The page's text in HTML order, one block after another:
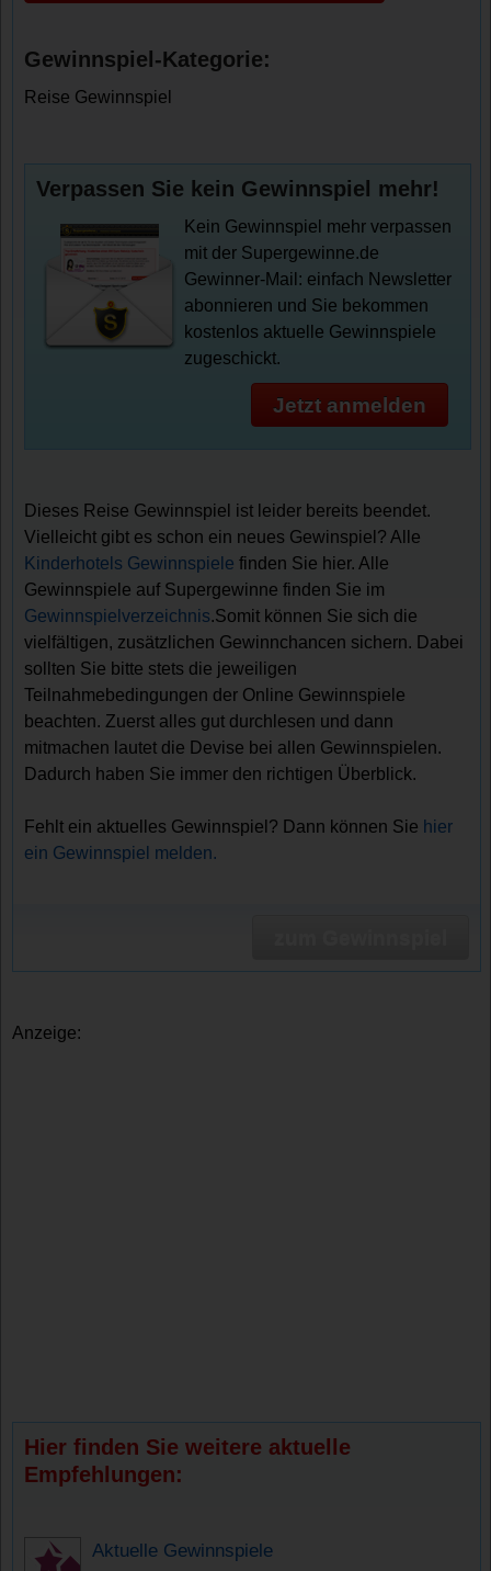
Gewinnspiel-Kategorie:
Reise Gewinnspiel
Verpassen Sie kein Gewinnspiel mehr!
Kein Gewinnspiel mehr verpassen
mit der Supergewinne.de
Gewinner-Mail: einfach Newsletter
abonnieren und Sie bekommen
kostenlos aktuelle Gewinnspiele
zugeschickt.
Jetzt anmelden
Dieses Reise Gewinnspiel ist leider bereits beendet.
Vielleicht gibt es schon ein neues Gewinspiel? Alle
Kinderhotels Gewinnspiele finden Sie hier. Alle
Gewinnspiele auf Supergewinne finden Sie im
Gewinnspielverzeichnis.Somit können Sie sich die
vielfältigen, zusätzlichen Gewinnchancen sichern. Dabei
sollten Sie bitte stets die jeweiligen
Teilnahmebedingungen der Online Gewinnspiele
beachten. Zuerst alles gut durchlesen und dann
mitmachen lautet die Devise bei allen Gewinnspielen.
Dadurch haben Sie immer den richtigen Überblick.
Fehlt ein aktuelles Gewinnspiel? Dann können Sie hier
ein Gewinnspiel melden.
Anzeige:
Hier finden Sie weitere aktuelle
Empfehlungen:
Aktuelle Gewinnspiele